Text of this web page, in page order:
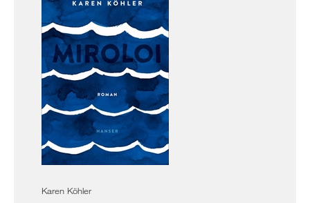
Karen Köhler